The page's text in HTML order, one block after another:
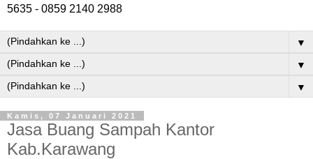
5635 - 0859 2140 2988
▼
▼
▼
Kamis, 07 Januari 2021
Jasa Buang Sampah Kantor
Kab.Karawang